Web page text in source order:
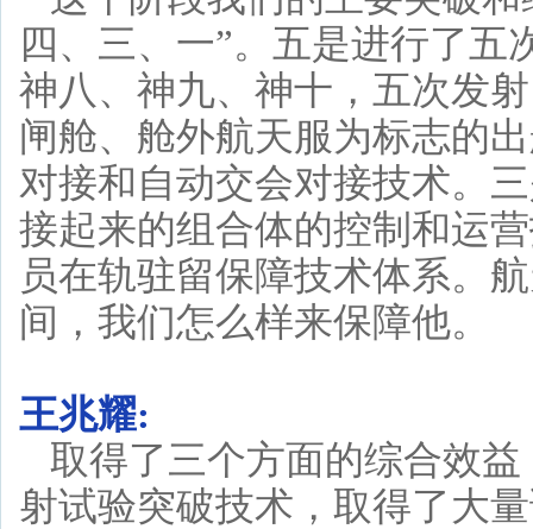
四、三、一”。五是进行了
神八、神九、神十，五次发
闸舱、舱外航天服为标志的
对接和自动交会对接技术。
接起来的组合体的控制和运
员在轨驻留保障技术体系。
间，我们怎么样来保障他。
王兆耀:
取得了三个方面的综合效
射试验突破技术，取得了大